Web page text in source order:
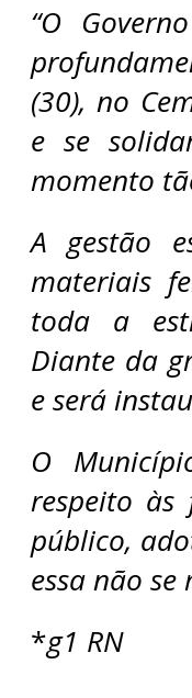
“O
(30), no
e se
momento
A gestão
materiais
toda a
Diante da
e será
O
respeito
público,
essa não se
*g1 RN